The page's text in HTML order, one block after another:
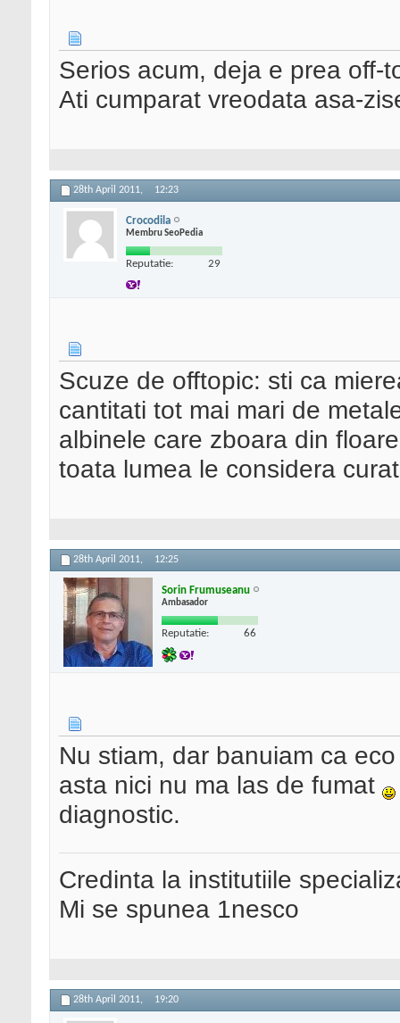
Serios acum, deja e prea off-
Ati cumparat vreodata asa-
28th April 2011, 12:23
Crocodila
Membru SeoPedia
Reputatie: 29
Scuze de offtopic: sti ca
cantitati tot mai mari de
albinele care zboara din
toata lumea le considera
28th April 2011, 12:25
Sorin Frumuseanu
Ambasador
Reputatie: 66
Nu stiam, dar banuiam ca
asta nici nu ma las de fumat
diagnostic.
Credinta la institutiile
Mi se spunea 1nesco
28th April 2011, 19:20